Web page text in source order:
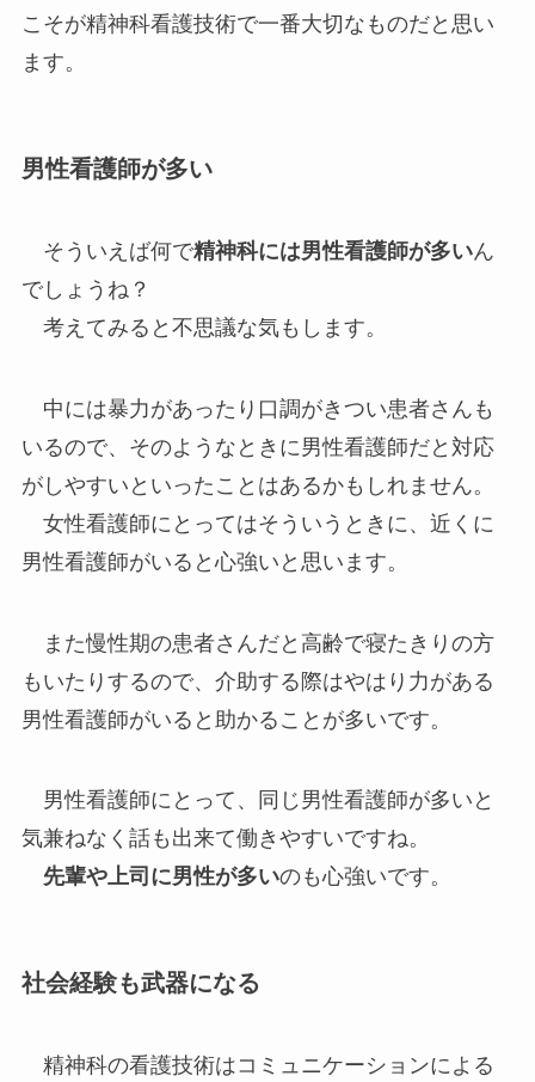
こそが精神科看護技術で一番大切なものだと思い
ます。
男性看護師が多い
そういえば何で精神科には男性看護師が多いん
でしょうね？
考えてみると不思議な気もします。
中には暴力があったり口調がきつい患者さんも
いるので、そのようなときに男性看護師だと対応
がしやすいといったことはあるかもしれません。
女性看護師にとってはそういうときに、近くに
男性看護師がいると心強いと思います。
また慢性期の患者さんだと高齢で寝たきりの方
もいたりするので、介助する際はやはり力がある
男性看護師がいると助かることが多いです。
男性看護師にとって、同じ男性看護師が多いと
気兼ねなく話も出来て働きやすいですね。
先輩や上司に男性が多いのも心強いです。
社会経験も武器になる
精神科の看護技術はコミュニケーションによる